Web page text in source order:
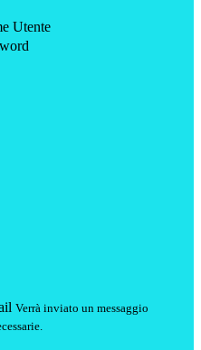
Utente
Verrà inviato un messaggio